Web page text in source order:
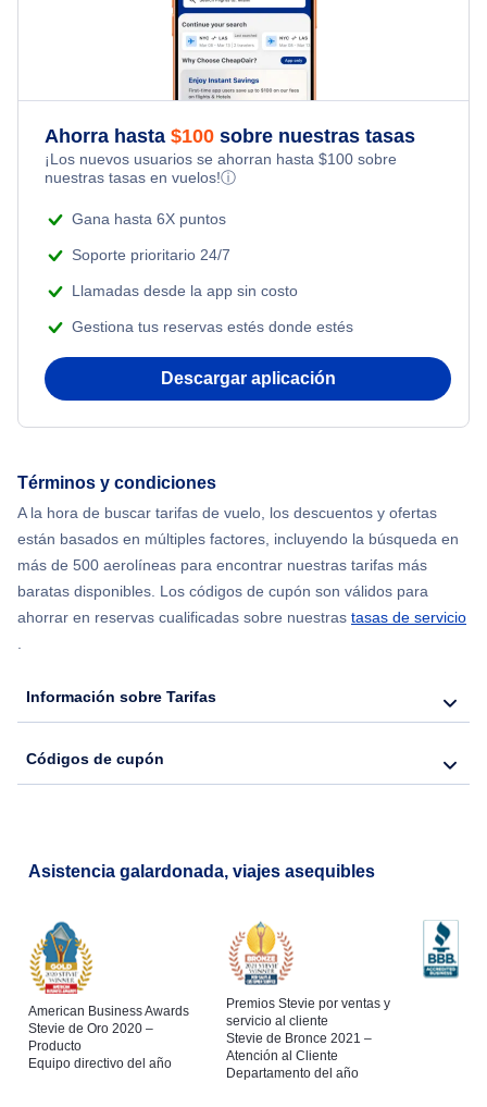
Ahorra hasta $100 sobre nuestras tasas
¡Los nuevos usuarios se ahorran hasta $100 sobre
nuestras tasas en vuelos!ⓘ
Gana hasta 6X puntos
Soporte prioritario 24/7
Llamadas desde la app sin costo
Gestiona tus reservas estés donde estés
Descargar aplicación
Términos y condiciones
A la hora de buscar tarifas de vuelo, los descuentos y ofertas
están basados en múltiples factores, incluyendo la búsqueda en
más de 500 aerolíneas para encontrar nuestras tarifas más
baratas disponibles. Los códigos de cupón son válidos para
ahorrar en reservas cualificadas sobre nuestras tasas de servicio
.
Información sobre Tarifas
Códigos de cupón
Asistencia galardonada, viajes asequibles
American Business Awards
Stevie de Oro 2020 –
Producto
Equipo directivo del año
Premios Stevie por ventas y
servicio al cliente
Stevie de Bronce 2021 –
Atención al Cliente
Departamento del año